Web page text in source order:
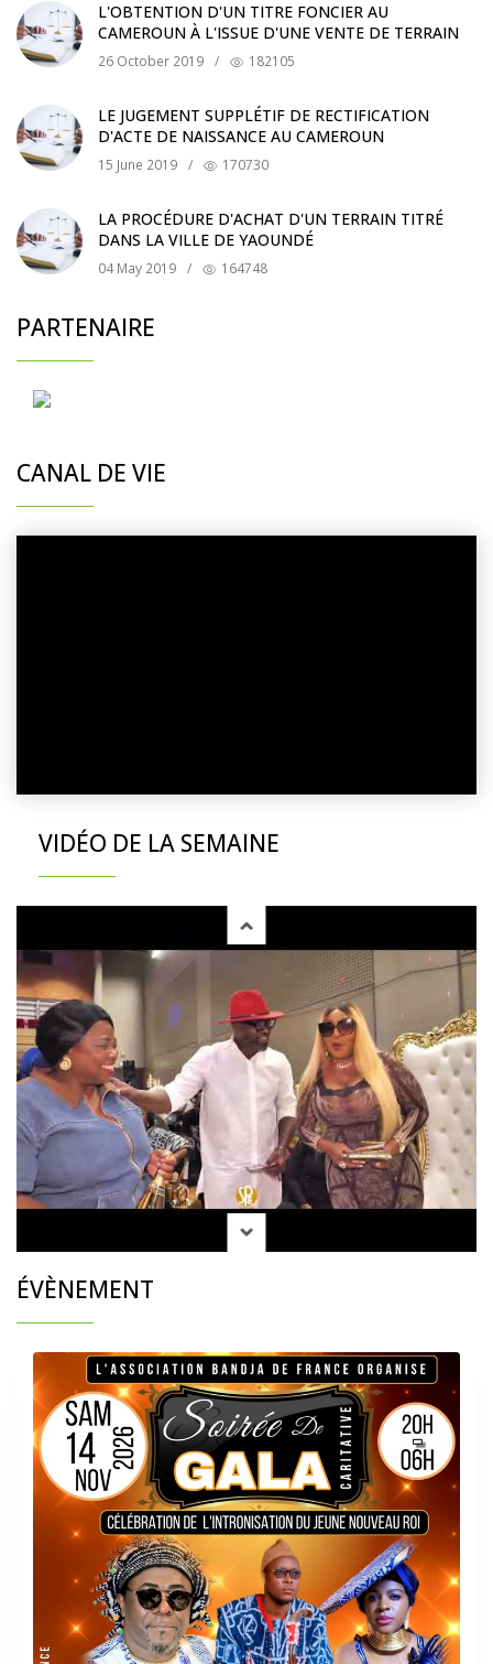
L'OBTENTION D'UN TITRE FONCIER AU
CAMEROUN À L'ISSUE D'UNE VENTE DE TERRAIN
26 October 2019 / 182105
LE JUGEMENT SUPPLÉTIF DE RECTIFICATION
D'ACTE DE NAISSANCE AU CAMEROUN
15 June 2019 / 170730
LA PROCÉDURE D'ACHAT D'UN TERRAIN TITRÉ
DANS LA VILLE DE YAOUNDÉ
04 May 2019 / 164748
PARTENAIRE
CANAL DE VIE
VIDÉO DE LA SEMAINE
ÉVÈNEMENT